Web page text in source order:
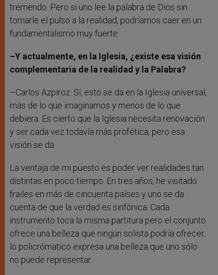
tremendo. Pero si uno lee la palabra de Dios sin
tomarle el pulso a la realidad, podríamos caer en un
fundamentalismo muy fuerte.
–Y actualmente, en la Iglesia, ¿existe esa visión
complementaria de la realidad y la Palabra?
–Carlos Azpiroz: Sí, esto se da en la Iglesia universal,
más de lo que imaginamos y menos de lo que
debiera. Es cierto que la Iglesia necesita renovación
y ser cada vez todavía más profética, pero esa
visión se da.
La ventaja de mi puesto es poder ver realidades tan
distintas en poco tiempo. En tres años, he visitado
frailes en más de cincuenta países y uno se da
cuenta de que la verdad es sinfónica. Cada
instrumento toca la misma partitura pero el conjunto
ofrece una belleza que ningún solista podría ofrecer;
lo policrómatico expresa una belleza que uno sólo
no puede representar.